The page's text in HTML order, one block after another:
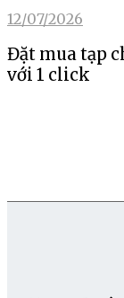
12/07/2026
Đặt mua tạp
với 1 click